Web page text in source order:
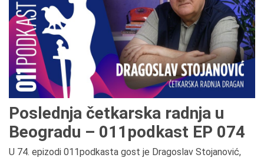
Poslednja četkarska radnja u
Beogradu – 011podkast EP 074
U 74. epizodi 011podkasta gost je Dragoslav Stojanović,